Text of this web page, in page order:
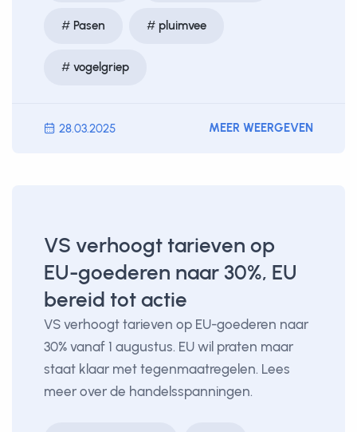
Pasen pluimvee
vogelgriep
28.03.2025 MEER WEERGEVEN
VS verhoogt tarieven op
EU-goederen naar 30%, EU
bereid tot actie
VS verhoogt tarieven op EU-goederen naar
30% vanaf 1 augustus. EU wil praten maar
staat klaar met tegenmaatregelen. Lees
meer over de handelsspanningen.